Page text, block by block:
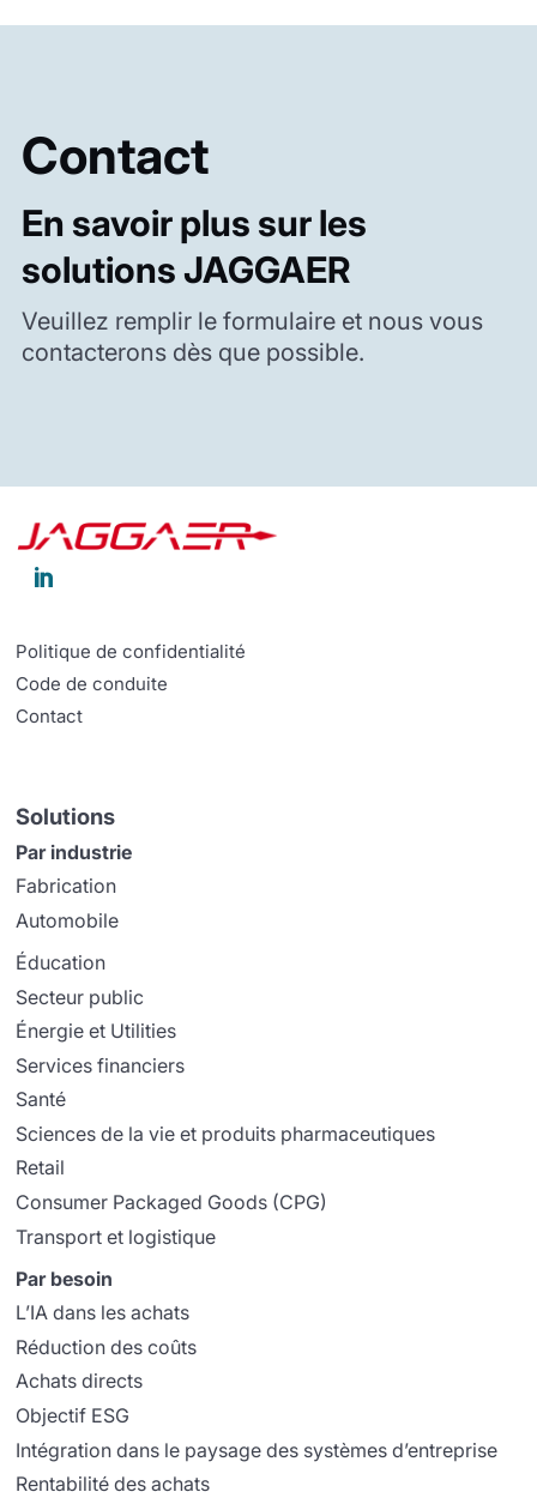
Contact
En savoir plus sur les
solutions JAGGAER
Veuillez remplir le formulaire et nous vous
contacterons dès que possible.

Politique de confidentialité
Code de conduite
Contact
Solutions
Par industrie
Fabrication
Automobile
Éducation
Secteur public
Énergie et Utilities
Services financiers
Santé
Sciences de la vie et produits pharmaceutiques
Retail
Consumer Packaged Goods (CPG)
Transport et logistique
Par besoin
L’IA dans les achats
Réduction des coûts
Achats directs
Objectif ESG
Intégration dans le paysage des systèmes d’entreprise
Rentabilité des achats